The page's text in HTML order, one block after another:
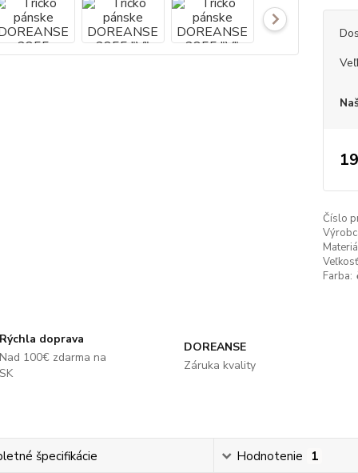
Číslo
Farba:
Rýchla doprava
Nad 100€ zdarma na
SK
DOREANSE
Záruka kvality
špecifikácie Hodnotenie 1